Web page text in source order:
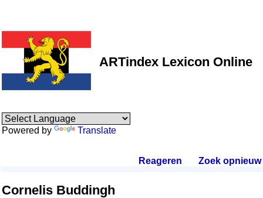
ARTindex Lexicon Online
Powered by Translate
Reageren Zoek opnieuw.
Cornelis Buddingh